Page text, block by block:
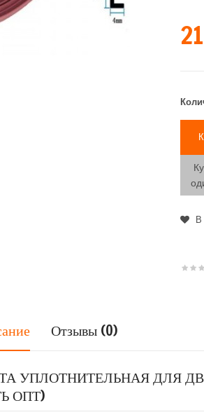
В
Отзывы (0)
УПЛОТНИТЕЛЬНАЯ ДЛЯ
ОПТ)